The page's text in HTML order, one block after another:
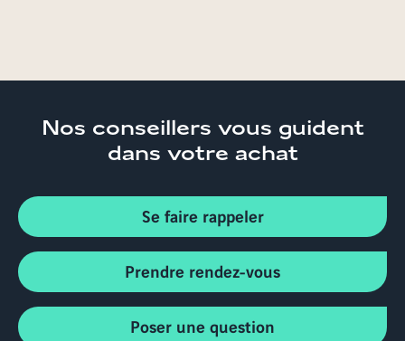
Nos conseillers vous guident
dans votre achat
Se faire rappeler
Prendre rendez-vous
Poser une question